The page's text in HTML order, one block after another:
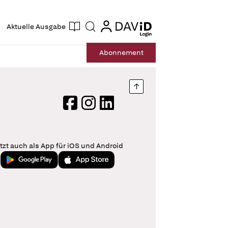
Aktuelle Ausgabe Suche login
login
Abonnement
Nach oben springen
FacebookInstagram
LinkedIn
auch als App für iOS und Android
Jetzt bei Google PlayLaden im App Store